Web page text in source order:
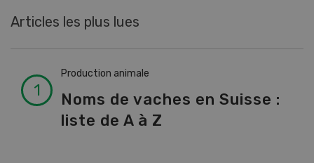
Articles les plus lues
Production animale
Noms de vaches en Suisse :
liste de A à Z